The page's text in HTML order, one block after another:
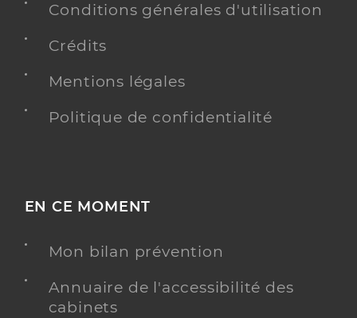
Conditions générales d'utilisation
Crédits
Mentions légales
Politique de confidentialité
EN CE MOMENT
Mon bilan prévention
Annuaire de l'accessibilité des
cabinets